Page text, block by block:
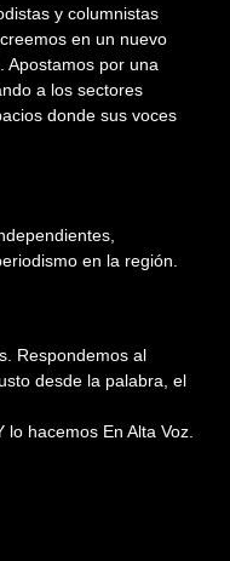
y columnistas
en un nuevo
Apostamos por una
a los sectores
donde sus voces
en la región.
Respondemos al
desde la palabra, el
hacemos En Alta Voz.